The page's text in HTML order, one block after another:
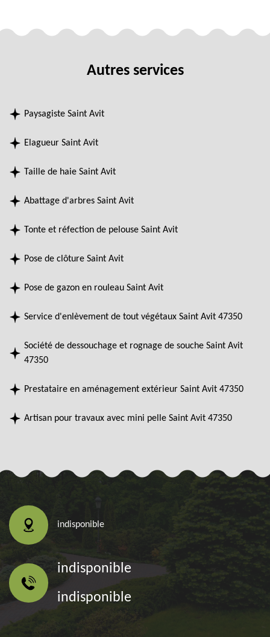
Autres services
Paysagiste Saint Avit
Elagueur Saint Avit
Taille de haie Saint Avit
Abattage d'arbres Saint Avit
Tonte et réfection de pelouse Saint Avit
Pose de clôture Saint Avit
Pose de gazon en rouleau Saint Avit
Service d'enlèvement de tout végétaux Saint Avit 47350
Société de dessouchage et rognage de souche Saint Avit
47350
Prestataire en aménagement extérieur Saint Avit 47350
Artisan pour travaux avec mini pelle Saint Avit 47350
indisponible
indisponible
indisponible